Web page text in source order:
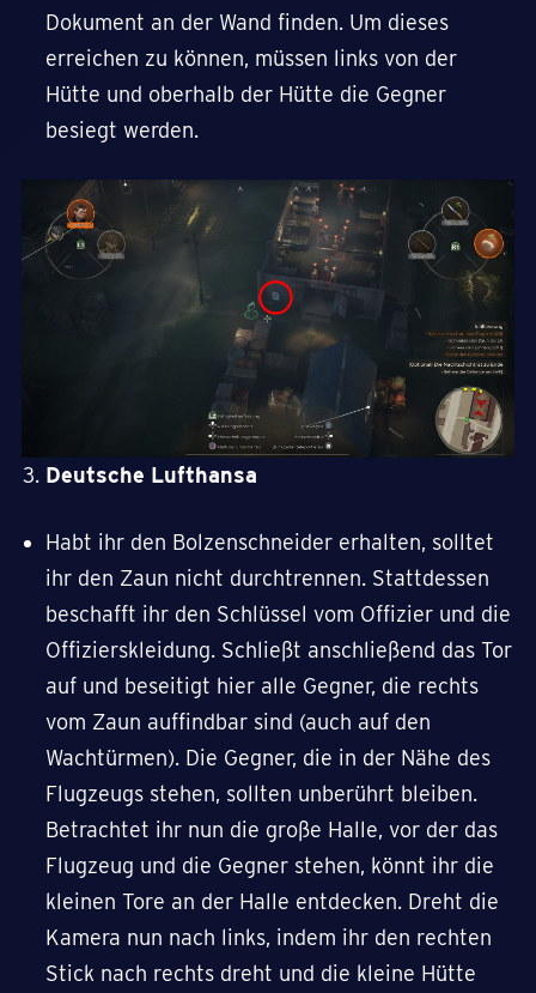
Dokument an der Wand finden. Um dieses
erreichen zu können, müssen links von der
Hütte und oberhalb der Hütte die Gegner
besiegt werden.
Deutsche Lufthansa
Habt ihr den Bolzenschneider erhalten, solltet
ihr den Zaun nicht durchtrennen. Stattdessen
beschafft ihr den Schlüssel vom Offizier und die
Offizierskleidung. Schließt anschließend das Tor
auf und beseitigt hier alle Gegner, die rechts
vom Zaun auffindbar sind (auch auf den
Wachtürmen). Die Gegner, die in der Nähe des
Flugzeugs stehen, sollten unberührt bleiben.
Betrachtet ihr nun die große Halle, vor der das
Flugzeug und die Gegner stehen, könnt ihr die
kleinen Tore an der Halle entdecken. Dreht die
Kamera nun nach links, indem ihr den rechten
Stick nach rechts dreht und die kleine Hütte